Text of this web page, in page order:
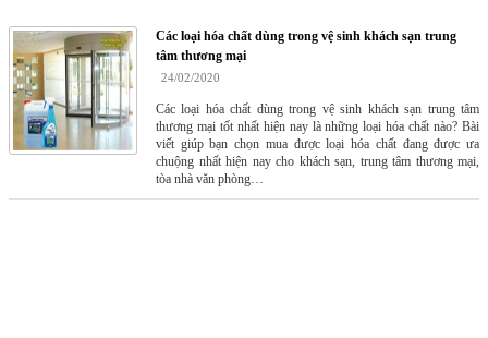
Các loại hóa chất dùng trong vệ sinh khách sạn trung
tâm thương mại
24/02/2020
Các loại hóa chất dùng trong vệ sinh khách sạn trung tâm
thương mại tốt nhất hiện nay là những loại hóa chất nào? Bài
viết giúp bạn chọn mua được loại hóa chất đang được ưa
chuộng nhất hiện nay cho khách sạn, trung tâm thương mại,
tòa nhà văn phòng…